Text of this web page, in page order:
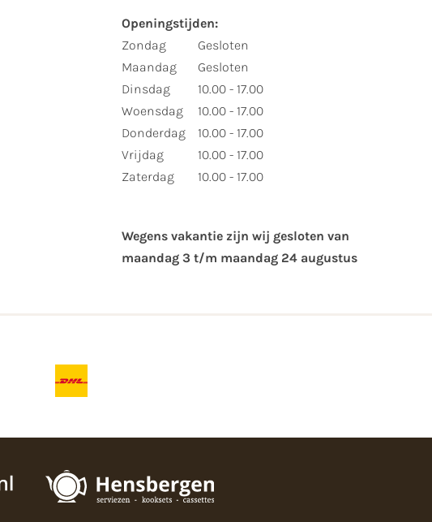
Openingstijden:
Zondag
Maandag
Dinsdag
Woensdag
Donderdag
Vrijdag
Zaterdag
Gesloten
Gesloten
10.00 - 17.00
10.00 - 17.00
10.00 - 17.00
10.00 - 17.00
10.00 - 17.00
Wegens vakantie zijn wij gesloten van ​
maandag 3 t/m maandag 24 augustus